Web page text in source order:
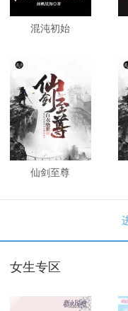
混沌初始
仙剑至尊
女生专区